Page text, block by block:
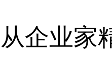
从企业家